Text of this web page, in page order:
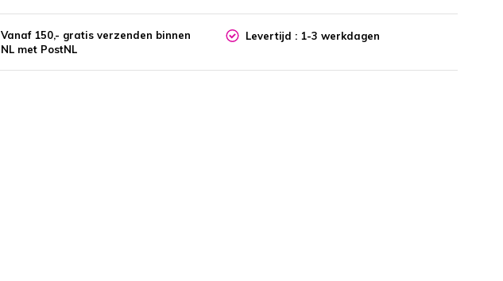
Vanaf 150,- gratis verzenden binnen
NL met PostNL
Levertijd : 1-3 werkdagen